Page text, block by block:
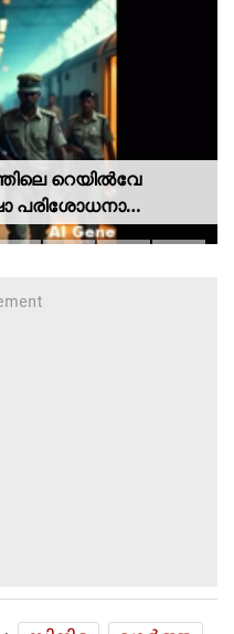
റെയില്‍വേ
പരിശോധനാ
ഓപ്പറേഷന്‍